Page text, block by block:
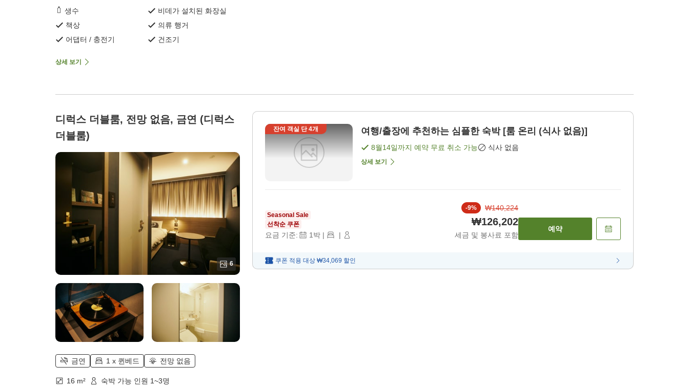
생수
비데가 설치된 화장실
책상
의류 행거
어댑터 / 충전기
건조기
상세 보기
디럭스 더블룸, 전망 없음, 금연 (디럭스
더블룸)
6
금연 1 x 퀸베드 전망 없음
16 m² 숙박 가능 인원 1~3명
잔여 객실 단4개 여행/출장에 추천하는 심플한 숙박 [룸 온리 (식사 없음)]
8월14일까지 예약 무료 취소 가능 식사 없음
상세 보기
Seasonal Sale
선착순 쿠폰
요금 기준: 1 박 | |
-9% ₩140,224
₩126,202
세금 및 봉사료 포함
예약
쿠폰 적용 대상 ₩34,069 할인